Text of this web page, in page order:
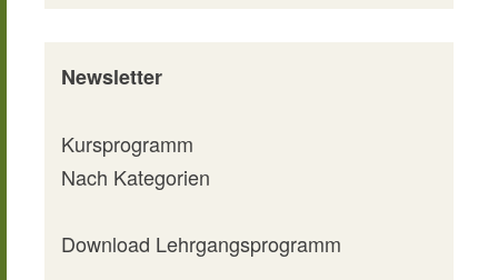
Newsletter
Kursprogramm
Nach Kategorien
Download Lehrgangsprogramm